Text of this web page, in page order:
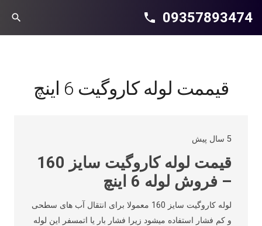
09357893474
phone
search
قیممت لوله کاروگیت 6 اینچ
5 سال پیش
قیمت لوله کاروگیت سایز 160
– فروش لوله 6 اینچ
لوله کاروگیت سایز 160 معمولا برای انتقال آب های سطحی
و کم فشار استفاده میشود زیرا فشار بار یا اتمسفر این لوله